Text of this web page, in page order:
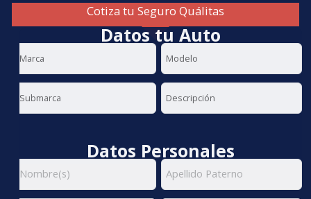
Cotiza tu Seguro Quálitas
Datos tu Auto
Datos Personales